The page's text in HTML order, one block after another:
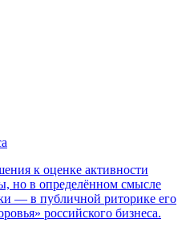
к оценке активности
но в определённом смысле
— в публичной риторике его
российского бизнеса.